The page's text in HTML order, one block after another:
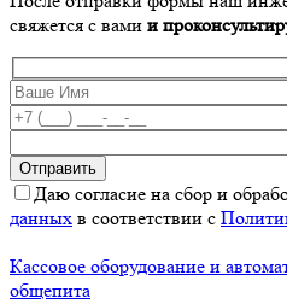
свяжется с вами и
Даю согласие на сбор и
данных в соответствии с
Кассовое оборудование и
общепита